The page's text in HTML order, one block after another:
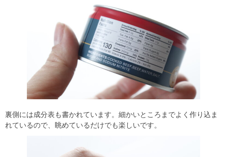
裏側には成分表も書かれています。細かいところまでよく作り込ま
れているので、眺めているだけでも楽しいです。